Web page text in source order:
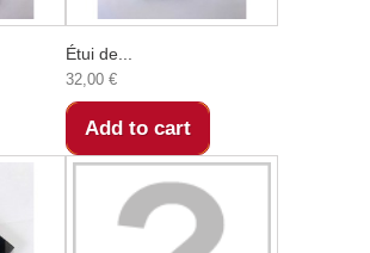
Étui de...
32,00 €
Add to cart